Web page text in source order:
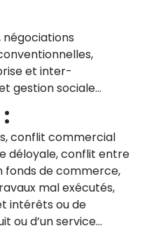
et inter-
gestion sociale…
:
conflit commercial
déloyale, conflit entre
fonds de commerce,
mal exécutés,
intérêts ou de
ou d’un service…